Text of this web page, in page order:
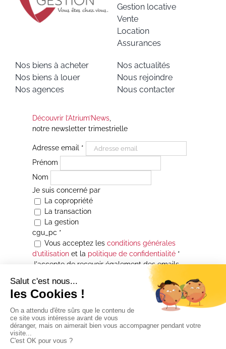
Gestion locative
Vente
Location
Assurances
Nos biens à acheter
Nos biens à louer
Nos agences
Nos actualités
Nous rejoindre
Nous contacter
Découvrir l’Atrium’News,
notre newsletter trimestrielle
Adresse email *
Prénom
Nom
Je suis concerné par
La copropriété
La transaction
La gestion
cgu_pc *
Vous acceptez les conditions générales
d’utilisationet la politique de confidentialité*
J'accepte de recevoir également des emails
Je souhaite être informé(e) de toutes les
actualités immobilières des agences de la
Maison Atrium Gestion. À tout moment, vous
pourrez utiliser le lien de désabonnement
intégré aux courriers électroniques qui vous
seront envoyés.
* Champs obligatoires